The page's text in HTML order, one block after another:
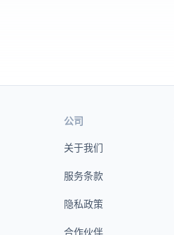
公司
关于我们
服务条款
隐私政策
合作伙伴